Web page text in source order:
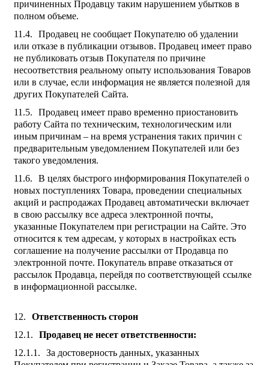
причиненных Продавцу таким нарушением убытков в
полном объеме.
Продавец не сообщает Покупателю об удалении
или отказе в публикации отзывов. Продавец имеет право
не публиковать отзыв Покупателя по причине
несоответствия реальному опыту использования Товаров
или в случае, если информация не является полезной для
других Покупателей Сайта.
Продавец имеет право временно приостановить
работу Сайта по техническим, технологическим или
иным причинам – на время устранения таких причин с
предварительным уведомлением Покупателей или без
такого уведомления.
В целях быстрого информирования Покупателей о
новых поступлениях Товара, проведении специальных
акций и распродажах Продавец автоматически включает
в свою рассылку все адреса электронной почты,
указанные Покупателем при регистрации на Сайте. Это
относится к тем адресам, у которых в настройках есть
соглашение на получение рассылки от Продавца по
электронной почте. Покупатель вправе отказаться от
рассылок Продавца, перейдя по соответствующей ссылке
в информационной рассылке.
Ответственность сторон
Продавец не несет ответственности:
За достоверность данных, указанных